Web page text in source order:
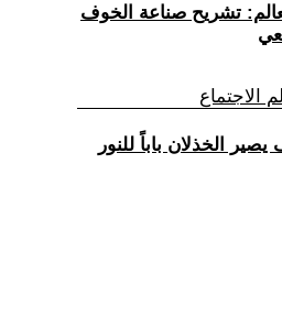
تشريح صناعة الخوف
الاجتماع